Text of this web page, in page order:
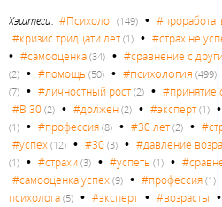
Хэштеги: #Психолог (149) •
#кризис тридцати лет(1) • #страх не
• #самооценка (34) • #сравнение с
(2) • #помощь (50) • #психология (499)
(7) • #личностный рост(2) • #принятие
#В 30 (2) • #должен (2) • #эксперт(1) •
(1) • #профессия (8) • #30 лет(2) •
#успех (12) • #30 (3) • #давление
(1) • #страхи (3) • #успеть (1) •
#самооценка успех (9) • #профессия (1)
психолога (5) • #эксперт• #возрасты •